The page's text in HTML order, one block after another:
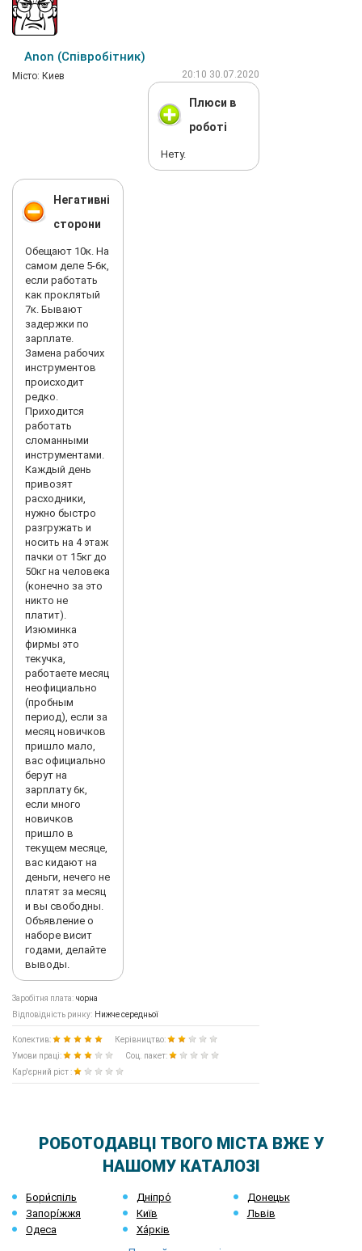
Anon (Співробітник)
Мiсто: Киев 20:10 30.07.2020
Плюси в
роботі
Нету.
Негативні
сторони
Обещают 10к. На
самом деле 5-6к,
если работать
как проклятый
7к. Бывают
задержки по
зарплате.
Замена рабочих
инструментов
происходит
редко.
Приходится
работать
сломанными
инструментами.
Каждый день
привозят
расходники,
нужно быстро
разгружать и
носить на 4 этаж
пачки от 15кг до
50кг на человека
(конечно за это
никто не
платит).
Изюминка
фирмы это
текучка,
работаете месяц
неофициально
(пробным
период), если за
месяц новичков
пришло мало,
вас официально
берут на
зарплату 6к,
если много
новичков
пришло в
текущем месяце,
вас кидают на
деньги, нечего не
платят за месяц
и вы свободны.
Объявление о
наборе висит
годами, делайте
выводы.
Заробітня плата: чорна
Відповідність ринку: Нижче середньої
Колектив:
Керівництво:
Умови праці:
Соц. пакет:
Кар'єрний ріст :
РОБОТОДАВЦІ ТВОГО МІСТА ВЖЕ У
НАШОМУ КАТАЛОЗІ
Бори́спіль Дніпро́
Донецьк
Запорі́жжя
Київ
Львів
Одеса
Ха́рків